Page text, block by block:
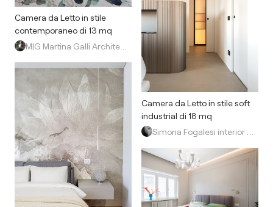
Camera da Letto in stile
contemporaneo di 13 mq
Camera da Letto in stile soft
industrial di 18 mq